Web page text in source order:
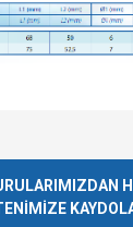
Yorum Yaz
iletebilirsiniz.
için teşekkür